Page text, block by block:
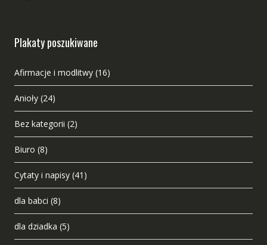
Plakaty poszukiwane
Afirmacje i modlitwy (16)
Anioły (24)
Bez kategorii (2)
Biuro (8)
Cytaty i napisy (41)
dla babci (8)
dla dziadka (5)